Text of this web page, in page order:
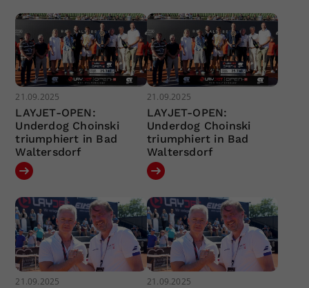
21.09.2025
LAYJET-OPEN:
Underdog Choinski
triumphiert in Bad
Waltersdorf
21.09.2025
LAYJET-OPEN:
Underdog Choinski
triumphiert in Bad
Waltersdorf
21.09.2025 21.09.2025